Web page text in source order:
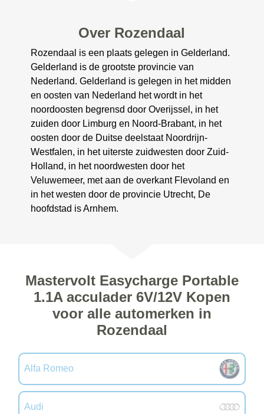
Over Rozendaal
Rozendaal is een plaats gelegen in Gelderland.
Gelderland is de grootste provincie van
Nederland. Gelderland is gelegen in het midden
en oosten van Nederland het wordt in het
noordoosten begrensd door Overijssel, in het
zuiden door Limburg en Noord-Brabant, in het
oosten door de Duitse deelstaat Noordrijn-
Westfalen, in het uiterste zuidwesten door Zuid-
Holland, in het noordwesten door het
Veluwemeer, met aan de overkant Flevoland en
in het westen door de provincie Utrecht, De
hoofdstad is Arnhem.
Mastervolt Easycharge Portable
1.1A acculader 6V/12V Kopen
voor alle automerken in
Rozendaal
Alfa Romeo
Audi